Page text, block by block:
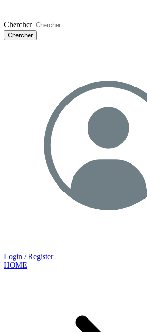
Chercher
Chercher
Login / Register
HOME